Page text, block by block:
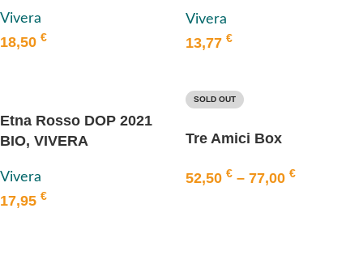
Vivera
18,50 €
Vivera
13,77 €
Etna Rosso DOP 2021
BIO, VIVERA
Vivera
17,95 €
SOLD OUT
Tre Amici Box
52,50 € – 77,00 €